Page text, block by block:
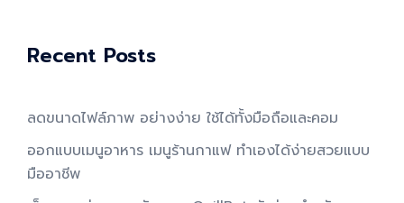
Recent Posts
ลดขนาดไฟล์ภาพ อย่างง่าย ใช้ได้ทั้งมือถือและคอม
ออกแบบเมนูอาหาร เมนูร้านกาแฟ ทำเองได้ง่ายสวยแบบ
มืออาชีพ